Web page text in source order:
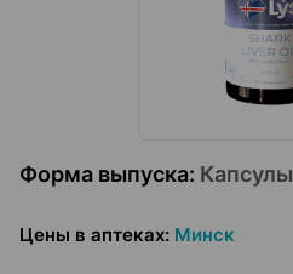
Форма выпуска: Капсулы
Цены в аптеках: Минск